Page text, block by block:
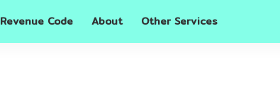
Revenue Code About Other Services